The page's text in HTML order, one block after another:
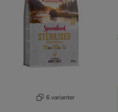
6 varianter